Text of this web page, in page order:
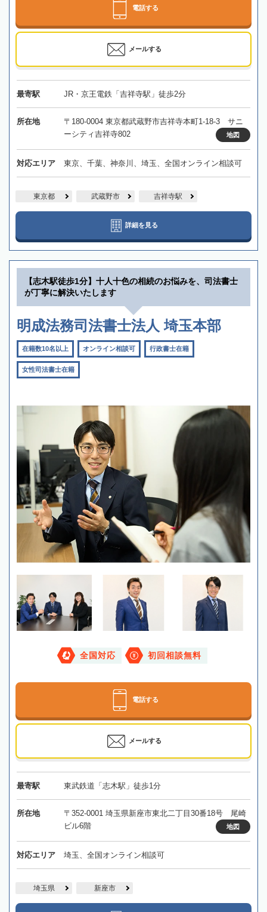
電話する
メールする
最寄駅 JR・京王電鉄「吉祥寺駅」徒歩2分
所在地
〒180-0004 東京都武蔵野市吉祥寺本町1-18-3 サニ
ーシティ吉祥寺802
地図
対応エリア 東京、千葉、神奈川、埼玉、全国オンライン相談可
東京都 武蔵野市 吉祥寺駅
詳細を見る
【志木駅徒歩1分】十人十色の相続のお悩みを、司法書士
が丁寧に解決いたします
明成法務司法書士法人 埼玉本部
在籍数10名以上 オンライン相談可 行政書士在籍
女性司法書士在籍
全国対応 初回相談無料
電話する
メールする
最寄駅 東武鉄道「志木駅」徒歩1分
所在地
〒352-0001 埼玉県新座市東北二丁目30番18号 尾崎
ビル6階
地図
対応エリア 埼玉、全国オンライン相談可
埼玉県 新座市